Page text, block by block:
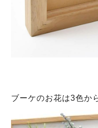
ブーケのお花は3色か